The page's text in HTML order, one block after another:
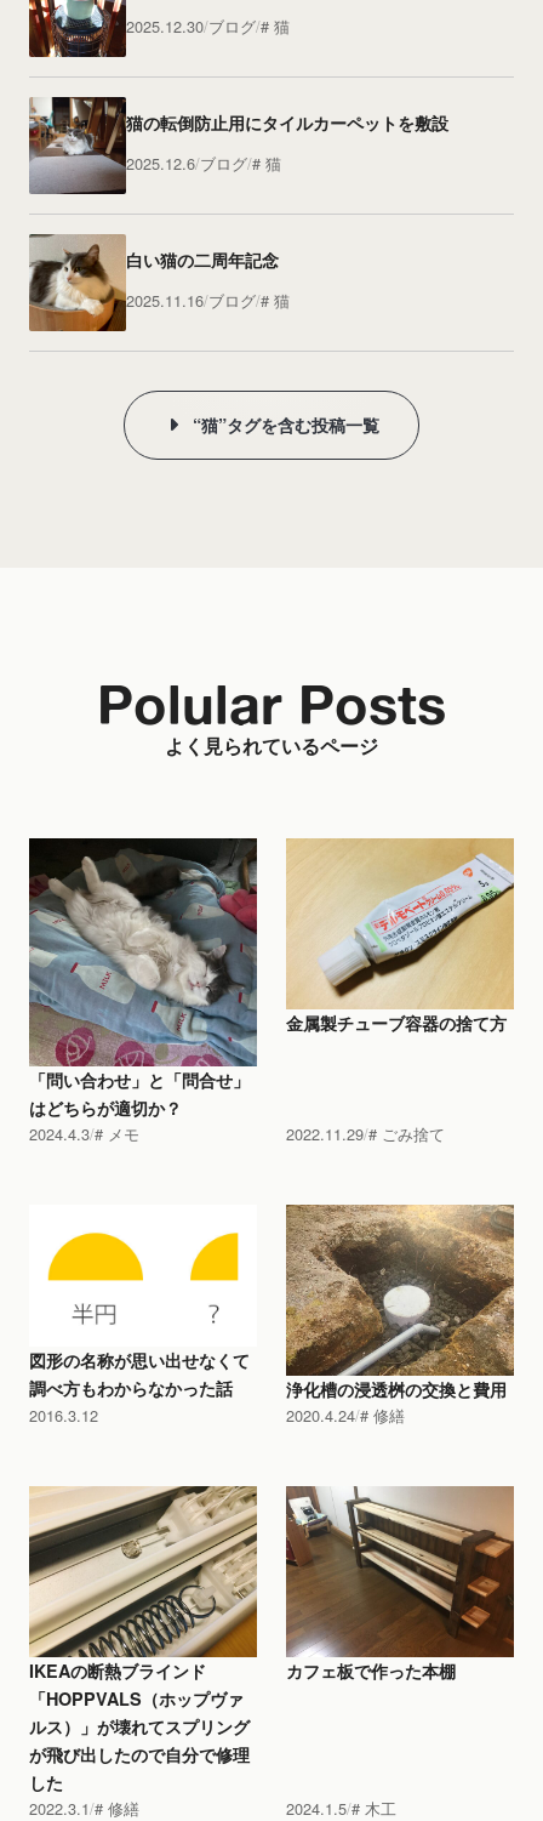
2025.12.30 ブログ 猫
猫の転倒防止用にタイルカーペットを敷設
2025.12.6 ブログ 猫
白い猫の二周年記念
2025.11.16 ブログ 猫
“猫”タグを含む投稿一覧
よく見られているページ
Polular Posts
「問い合わせ」と「問合せ」
はどちらが適切か？
2024.4.3 メモ
金属製チューブ容器の捨て方
2022.11.29 ごみ捨て
図形の名称が思い出せなくて
調べ方もわからなかった話
2016.3.12
浄化槽の浸透桝の交換と費用
2020.4.24 修繕
IKEAの断熱ブラインド
「HOPPVALS（ホップヴァ
ルス）」が壊れてスプリング
が飛び出したので自分で修理
した
2022.3.1 修繕
カフェ板で作った本棚
2024.1.5 木工